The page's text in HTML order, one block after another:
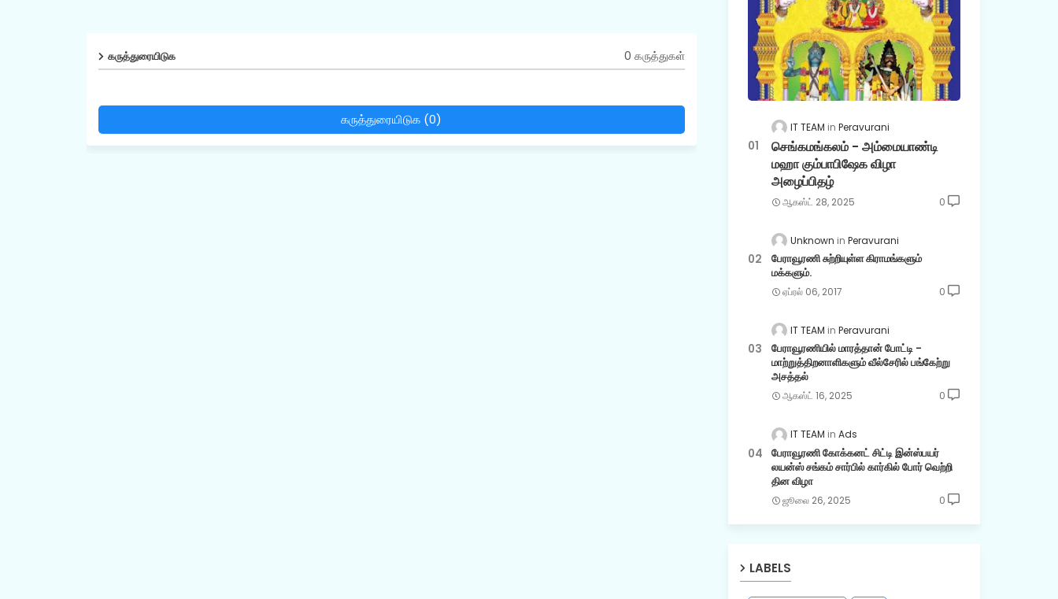
கருத்துரையிடுக 0 கருத்துகள்
கருத்துரையிடுக (0) IT TEAM Peravurani
செங்கமங்கலம் - அம்மையாண்டி
மஹா கும்பாபிஷேக விழா
அழைப்பிதழ்
ஆகஸ்ட் 28, 2025 0
Unknown Peravurani
பேராவூரணி சுற்றியுள்ள கிராமங்களும்
மக்களும்.
ஏப்ரல் 06, 2017 0
IT TEAM Peravurani
பேராவூரணியில் மாரத்தான் போட்டி -
மாற்றுத்திறனாளிகளும் வீல்சேரில் பங்கேற்று
அசத்தல்
ஆகஸ்ட் 16, 2025 0
IT TEAM Ads
பேராவூரணி கோக்கனட் சிட்டி இன்ஸ்பயர்
லயன்ஸ் சங்கம் சார்பில் கார்கில் போர் வெற்றி
தின விழா
ஜூலை 26, 2025 0
LABELS